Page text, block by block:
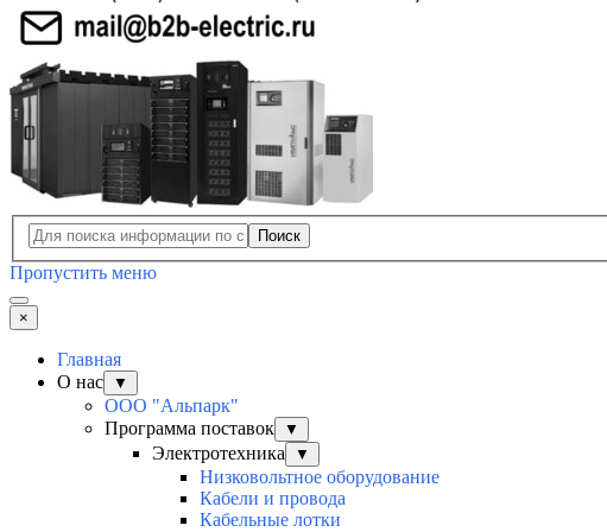
Поиск
Пропустить меню
×
Главная
О нас
▼
ООО "Альпарк"
Программа поставок
▼
Электротехника ▼
Низковольтное оборудование
Кабели и провода
Кабельные лотки